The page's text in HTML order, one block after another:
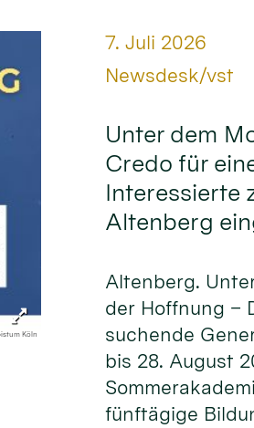
Köln
Datum:
7. Juli 2026
Von:
Newsdesk/vst
Unter dem
Credo für
Interessierte
Altenberg
Altenberg.
der Hoffnung –
suchende
bis 28. August
fünftägige